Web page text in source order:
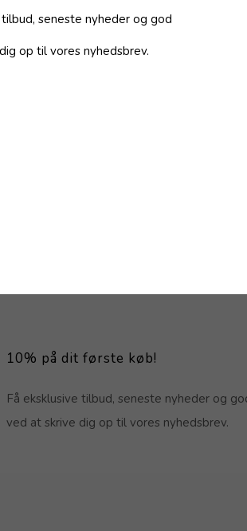
10% på dit første køb!
Få eksklusive tilbud, seneste nyheder og
ved at skrive dig op til vores nyhedsbrev.
tilbud, seneste nyheder og god
op til vores nyhedsbrev.